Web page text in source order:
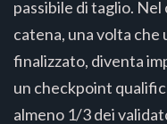
passibile di taglio. Nel
catena, una volta che
finalizzato, diventa
un checkpoint
almeno 1/3 dei